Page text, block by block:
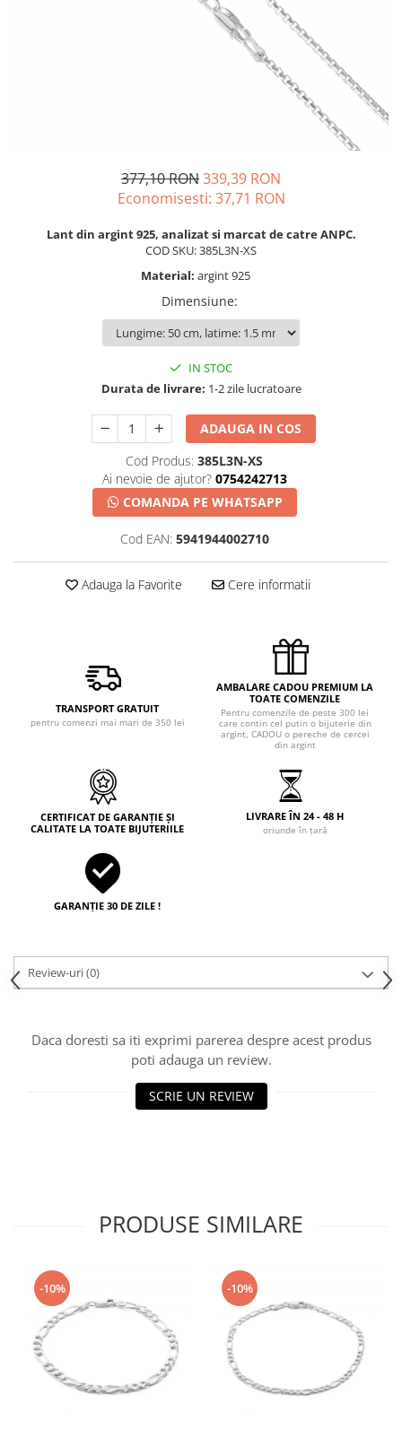
377,10 RON339,39 RON
Economisesti: 37,71 RON
Lant din argint 925, analizat si marcat de catre ANPC.
COD SKU: 385L3N-XS
Material: argint 925
Dimensiune:
IN STOC
Durata de livrare: 1-2 zile lucratoare
ADAUGA IN COS
Cod Produs: 385L3N-XS
Ai nevoie de ajutor? 0754242713
COMANDA PE WHATSAPP
Cod EAN: 5941944002710
Adauga la Favorite Cere informatii
TRANSPORT GRATUIT
pentru comenzi mai mari de 350 lei
AMBALARE CADOU PREMIUM LA
TOATE COMENZILE
Pentru comenzile de peste 300 lei
care contin cel putin o bijuterie din
argint, CADOU o pereche de cercei
din argint
CERTIFICAT DE GARANȚIE ȘI
CALITATE LA TOATE BIJUTERIILE
LIVRARE ÎN 24 - 48 H
oriunde în țară
GARANȚIE 30 DE ZILE !
Review-uri(0)
Daca doresti sa iti exprimi parerea despre acest produs
poti adauga un review.
SCRIE UN REVIEW
PRODUSE SIMILARE
-10% -10%